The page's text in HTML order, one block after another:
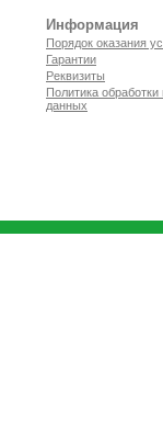
Информация
Порядок оказания
Гарантии
Реквизиты
Политика
данных